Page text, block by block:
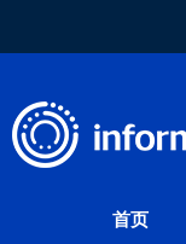
首页